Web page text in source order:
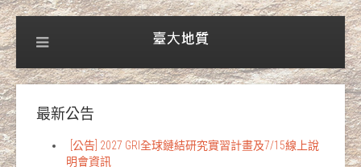
最新公告
[公告] 2027 GRI全球鏈結研究實習計畫及7/15線上說
明會資訊